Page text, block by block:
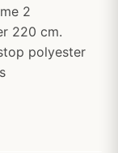
2
220 cm.
polyester